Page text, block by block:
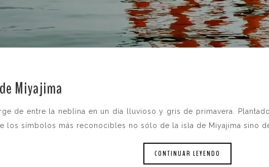
Miyajima
de entre la neblina en un día lluvioso y gris de primavera.
los símbolos más reconocibles no sólo de la isla de Miyajima sino
CONTINUAR LEYENDO